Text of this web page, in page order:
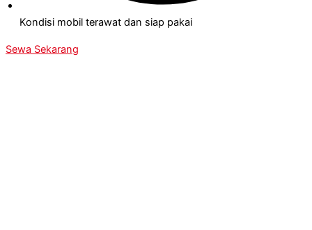
Kondisi mobil terawat dan siap pakai
Sewa Sekarang